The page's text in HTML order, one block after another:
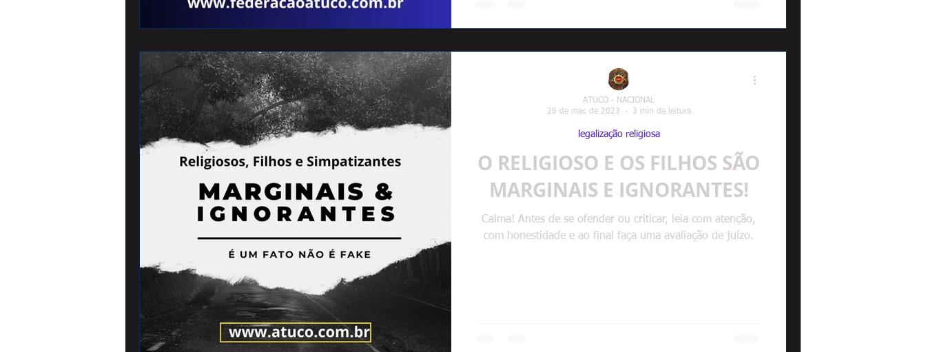
O RELIGIOSO E OS FILHOS SÃO
MARGINAIS E IGNORANTES!
Calma! Antes de se ofender ou criticar, leia com atenção,
com honestidade e ao final faça uma avaliação de juízo.
legalização religiosa
ATUCO - NACIONAL
28 de mar. de 2023
3 min de leitura